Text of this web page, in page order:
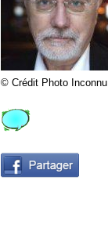
© Crédit Photo Inconnu